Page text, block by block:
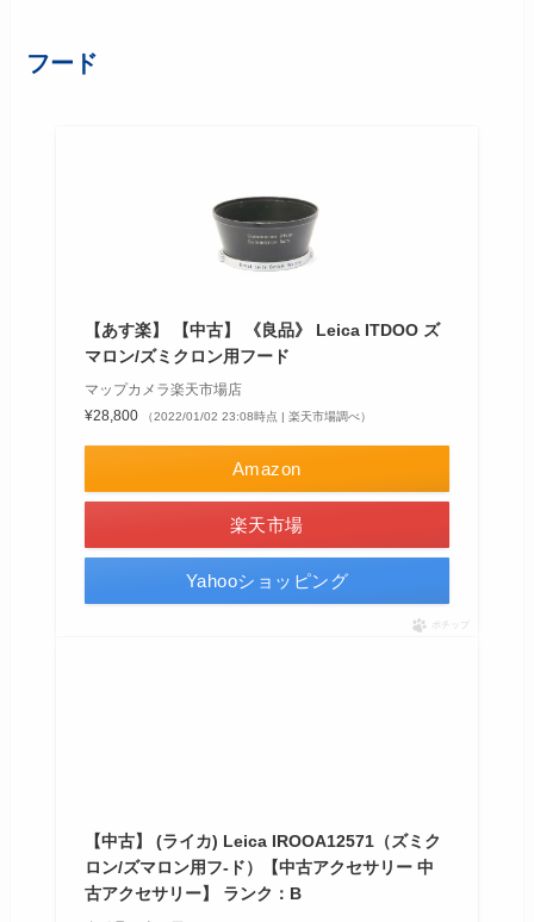
フード
【あす楽】 【中古】 《良品》 Leica ITDOO ズ
マロン/ズミクロン用フード
マップカメラ楽天市場店
¥28,800
（2022/01/02 23:08時点 | 楽天市場調べ）
Amazon
楽天市場
Yahooショッピング
ポチップ
【中古】 (ライカ) Leica IROOA12571（ズミク
ロン/ズマロン用フ-ド）【中古アクセサリー 中
古アクセサリー】 ランク：B